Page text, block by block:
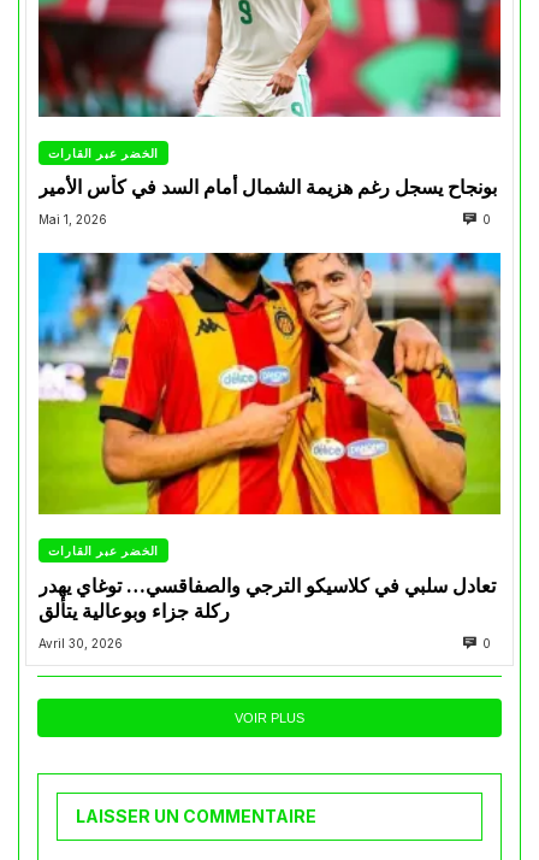
الخضر عبر القارات
بونجاح يسجل رغم هزيمة الشمال أمام السد في كأس الأمير
Mai 1, 2026 0
الخضر عبر القارات
تعادل سلبي في كلاسيكو الترجي والصفاقسي… توغاي يهدر
ركلة جزاء وبوعالية يتألق
Avril 30, 2026 0
VOIR PLUS
LAISSER UN COMMENTAIRE